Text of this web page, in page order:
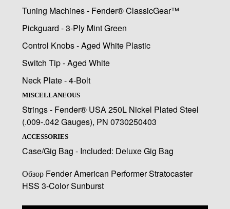
Tuning Machines - Fender® ClassicGear™
Pickguard - 3-Ply Mint Green
Control Knobs - Aged White Plastic
Switch Tip - Aged White
Neck Plate - 4-Bolt
MISCELLANEOUS
Strings - Fender® USA 250L Nickel Plated Steel
(.009-.042 Gauges), PN 0730250403
ACCESSORIES
Case/Gig Bag - Included: Deluxe Gig Bag
Обзор Fender American Performer Stratocaster
HSS 3-Color Sunburst